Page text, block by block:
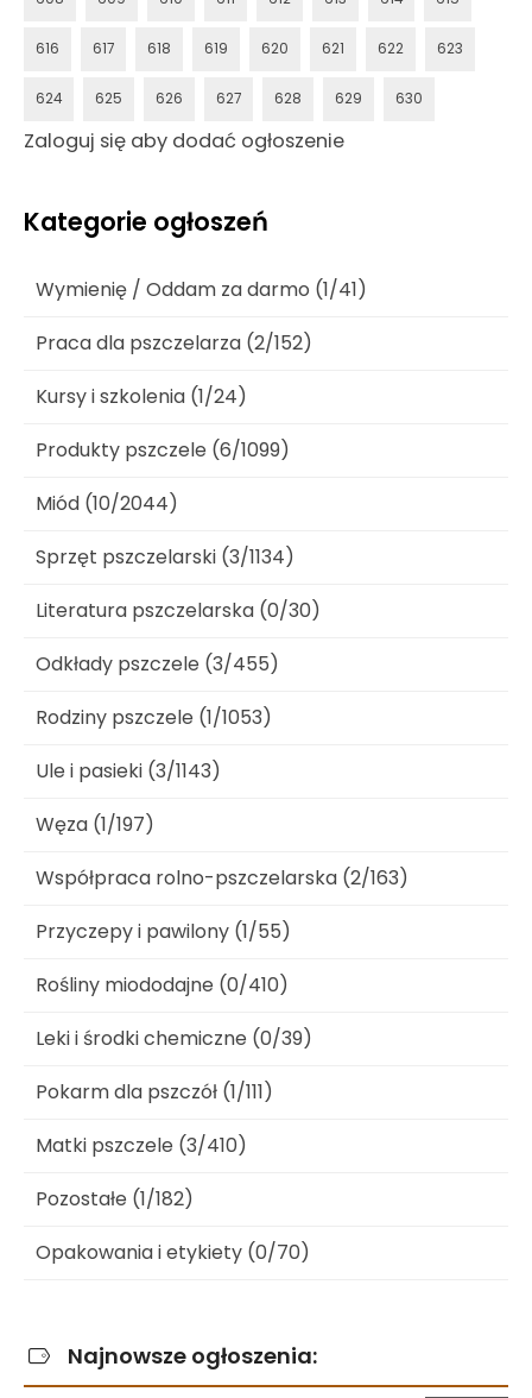
616 617 618 619 620 621 622 623
624 625 626 627 628 629 630
Zaloguj się aby dodać ogłoszenie
Kategorie ogłoszeń
Wymienię / Oddam za darmo (1/41)
Praca dla pszczelarza (2/152)
Kursy i szkolenia (1/24)
Produkty pszczele (6/1099)
Miód (10/2044)
Sprzęt pszczelarski (3/1134)
Literatura pszczelarska (0/30)
Odkłady pszczele (3/455)
Rodziny pszczele (1/1053)
Ule i pasieki (3/1143)
Węza (1/197)
Współpraca rolno-pszczelarska (2/163)
Przyczepy i pawilony (1/55)
Rośliny miododajne (0/410)
Leki i środki chemiczne (0/39)
Pokarm dla pszczół (1/111)
Matki pszczele (3/410)
Pozostałe (1/182)
Opakowania i etykiety (0/70)
Najnowsze ogłoszenia: